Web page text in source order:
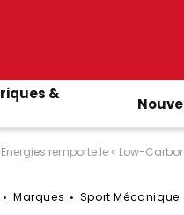
&
remporte le « Low-
Marques Sport Mécanique